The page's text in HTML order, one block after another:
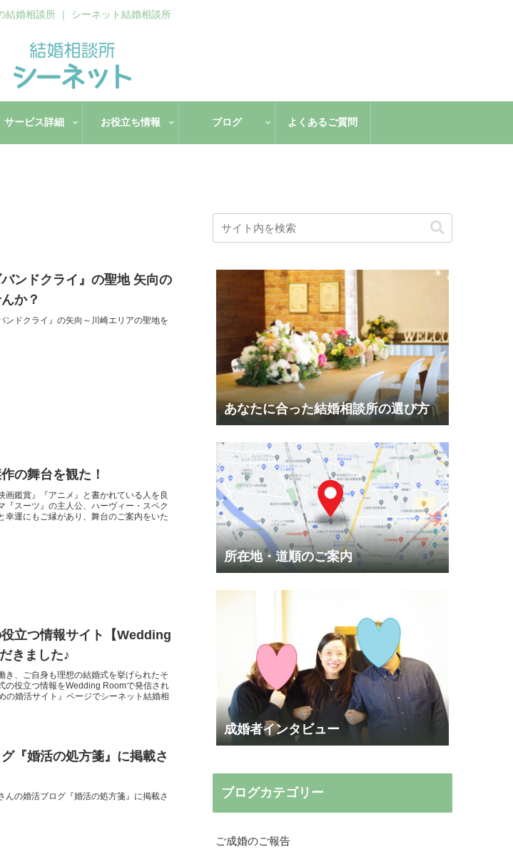
結婚相談所 ｜ シーネット結婚相談所
サービス詳細 お役立ち情報 ブログ よくあるご質問
ンドクライ』の聖地 矢向の
か？
ンドクライ』の矢向～川崎エリアの聖地を
の舞台を観た！
画鑑賞』『アニメ』と書かれている人を良
『スーツ』の主人公、ハーヴィー・スペク
幸運にもご縁があり、舞台のご案内をいた
役立つ情報サイト【Wedding
きました♪
き、ご自身も理想の結婚式を挙げられたそ
の役立つ情報をWedding Roomで発信され
の婚活サイト』ページでシーネット結婚相
『婚活の処方箋』に掲載さ
んの婚活ブログ『婚活の処方箋』に掲載さ
あなたに合った結婚相談所の選び方
所在地・道順のご案内
成婚者インタビュー
ブログカテゴリー
ご成婚のご報告